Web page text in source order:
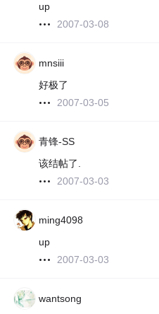
up
2007-03-08
mnsiii
好极了
2007-03-05
青锋-SS
该结帖了.
2007-03-03
ming4098
up
2007-03-03
wantsong